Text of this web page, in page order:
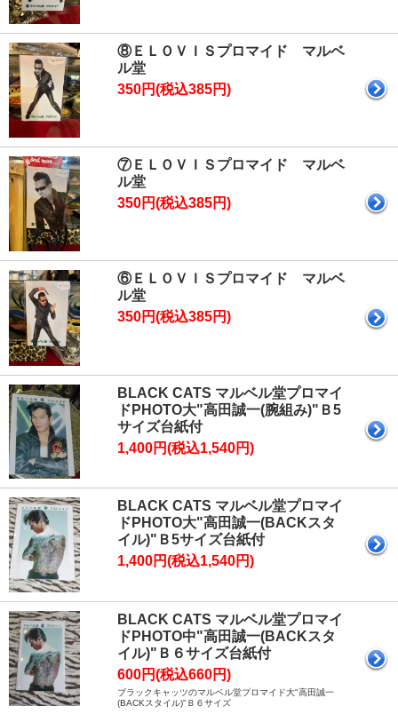
⑧ＥＬＯＶＩＳプロマイド マルベ
ル堂
350円(税込385円)
⑦ＥＬＯＶＩＳプロマイド マルベ
ル堂
350円(税込385円)
⑥ＥＬＯＶＩＳプロマイド マルベ
ル堂
350円(税込385円)
BLACK CATS マルベル堂プロマイ
ドPHOTO大"高田誠一(腕組み)"Ｂ5
サイズ台紙付
1,400円(税込1,540円)
BLACK CATS マルベル堂プロマイ
ドPHOTO大"高田誠一(BACKスタ
イル)"Ｂ5サイズ台紙付
1,400円(税込1,540円)
BLACK CATS マルベル堂プロマイ
ドPHOTO中"高田誠一(BACKスタ
イル)"Ｂ６サイズ台紙付
600円(税込660円)
ブラックキャッツのマルベル堂プロマイド大"高田誠一
(BACKスタイル)"Ｂ６サイズ